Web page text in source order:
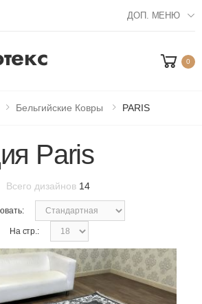
ДОП. МЕНЮ
меню 0
Бельгийские Ковры PARIS
Paris
Всего дизайнов 14
На стр.: